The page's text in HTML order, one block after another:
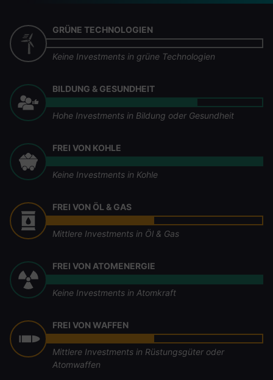
GRÜNE TECHNOLOGIEN
Keine Investments in grüne Technologien
BILDUNG & GESUNDHEIT
Hohe Investments in Bildung oder Gesundheit
FREI VON KOHLE
Keine Investments in Kohle
FREI VON ÖL & GAS
Mittlere Investments in Öl & Gas
FREI VON ATOMENERGIE
Keine Investments in Atomkraft
FREI VON WAFFEN
Mittlere Investments in Rüstungsgüter oder
Atomwaffen